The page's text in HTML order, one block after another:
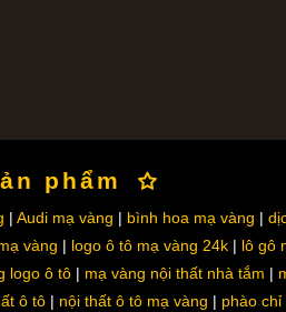
phẩm
Audi mạ vàng bình hoa mạ vàng
vàng logo ô tô mạ vàng 24k
lô gô
logo ô tô mạ vàng nội thất nhà tắm
ô tô nội thất ô tô mạ vàng
phào chỉ